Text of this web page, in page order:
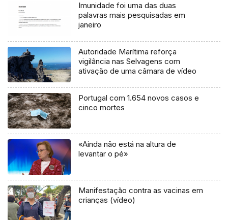
Imunidade foi uma das duas
palavras mais pesquisadas em
janeiro
Autoridade Marítima reforça
vigilância nas Selvagens com
ativação de uma câmara de vídeo
Portugal com 1.654 novos casos e
cinco mortes
«Ainda não está na altura de
levantar o pé»
Manifestação contra as vacinas em
crianças (vídeo)